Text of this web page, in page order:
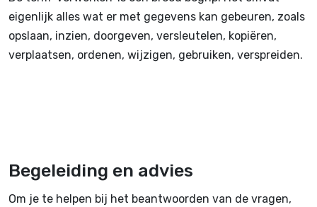
eigenlijk alles wat er met gegevens kan gebeuren, zoals
opslaan, inzien, doorgeven, versleutelen, kopiëren,
verplaatsen, ordenen, wijzigen, gebruiken, verspreiden.
Begeleiding en advies
Om je te helpen bij het beantwoorden van de vragen,